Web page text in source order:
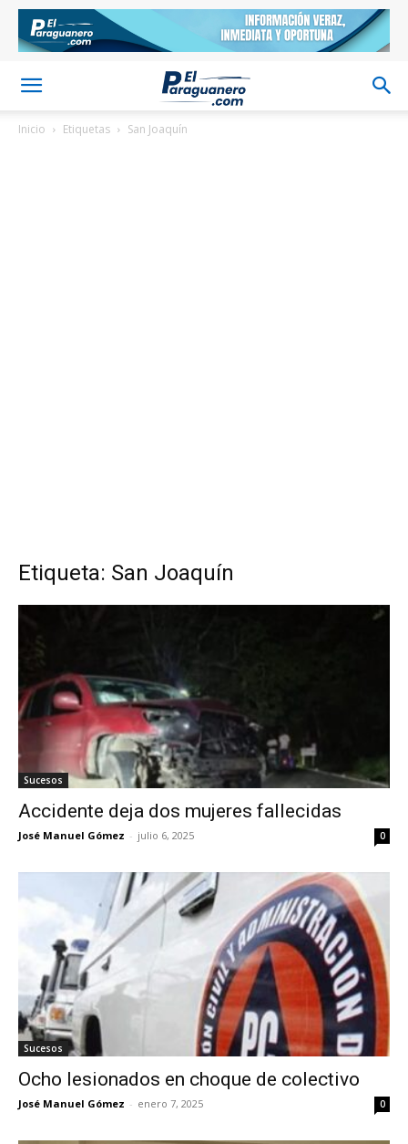
Inicio Etiquetas San Joaquín
Etiqueta: San Joaquín
Sucesos
Accidente deja dos mujeres fallecidas
José Manuel Gómez - julio 6, 2025 0
Sucesos
Ocho lesionados en choque de colectivo
José Manuel Gómez - enero 7, 2025 0